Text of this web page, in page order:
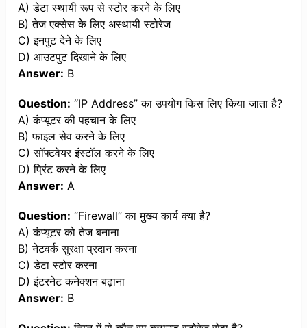
A) डेटा स्थायी रूप से स्टोर करने के लिए
B) तेज एक्सेस के लिए अस्थायी स्टोरेज
C) इनपुट देने के लिए
D) आउटपुट दिखाने के लिए
Answer: B
Question: “IP Address” का उपयोग किस लिए किया जाता है?
A) कंप्यूटर की पहचान के लिए
B) फाइल सेव करने के लिए
C) सॉफ्टवेयर इंस्टॉल करने के लिए
D) प्रिंट करने के लिए
Answer: A
Question: “Firewall” का मुख्य कार्य क्या है?
A) कंप्यूटर को तेज बनाना
B) नेटवर्क सुरक्षा प्रदान करना
C) डेटा स्टोर करना
D) इंटरनेट कनेक्शन बढ़ाना
Answer: B